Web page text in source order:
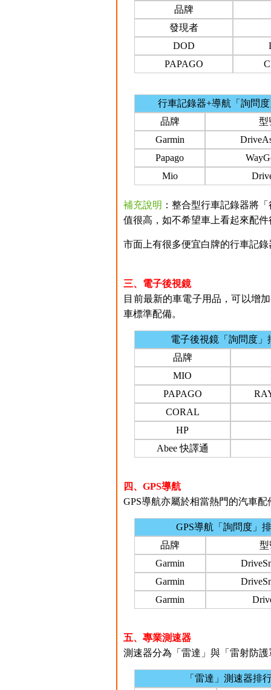
品牌
發現者
DOD
PAPAGO
行車記錄器+導航「詢問
品牌
型
Garmin
Papago
Mio
補充說明 ：整合型行車記錄器將
值很高，如不希望車上看起來配
市面上有很多便宜白牌的行車記
三、電子後視鏡
目前最新的車電子用品，可以增
車標準配備。
電子後視鏡「詢問度」
品牌
MIO
PAPAGO
CORAL
HP
Abee 快譯通
四、GPS導航
GPS導航亦屬於相當熱門的汽車
GPS導航「詢問度」
品牌
型
Garmin
Garmin
Garmin
五、專業測速器
測速器分為「雷達」與「雷射防
「雷達」測速器排